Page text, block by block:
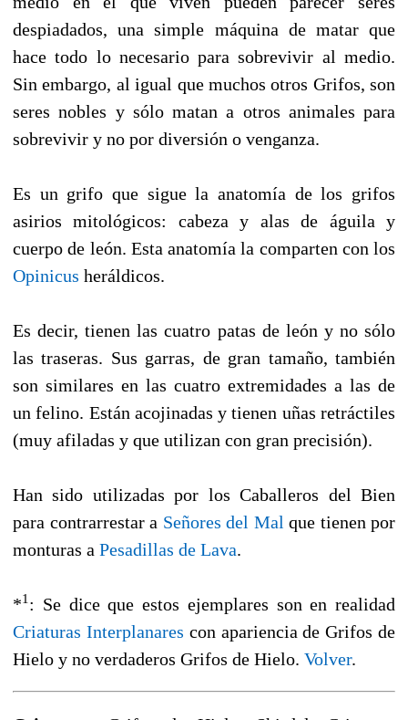
despiadados, una simple máquina de matar que
hace todo lo necesario para sobrevivir al medio.
Sin embargo, al igual que muchos otros Grifos, son
seres nobles y sólo matan a otros animales para
sobrevivir y no por diversión o venganza.
Es un grifo que sigue la anatomía de los grifos
asirios mitológicos: cabeza y alas de águila y
cuerpo de león. Esta anatomía la comparten con los
Opinicus heráldicos.
Es decir, tienen las cuatro patas de león y no sólo
las traseras. Sus garras, de gran tamaño, también
son similares en las cuatro extremidades a las de
un felino. Están acojinadas y tienen uñas retráctiles
(muy afiladas y que utilizan con gran precisión).
Han sido utilizadas por los Caballeros del Bien
para contrarrestar a Señores del Mal que tienen por
monturas a Pesadillas de Lava.
*1: Se dice que estos ejemplares son en realidad
Criaturas Interplanares con apariencia de Grifos de
Hielo y no verdaderos Grifos de Hielo. Volver.